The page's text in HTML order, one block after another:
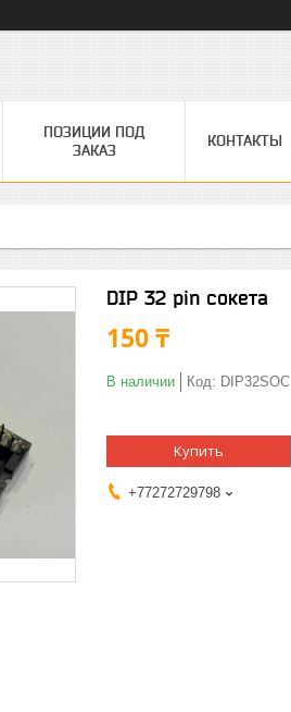
ПОЗИЦИИ ПОД
ЗАКАЗ
КОНТАКТЫ
DIP 32 pin сокета
150 ₸
В наличии Код: DIP32SOC
Купить
+77272729798